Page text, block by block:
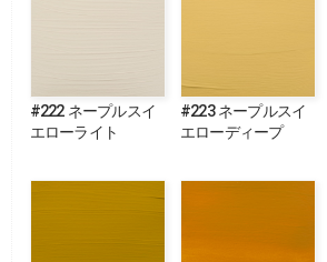
#222 ネープルスイ
エローライト
#223 ネープルスイ
エローディープ